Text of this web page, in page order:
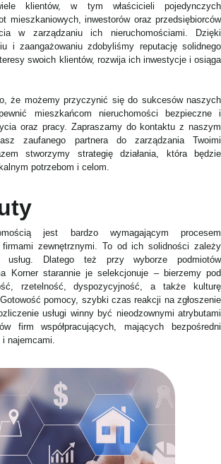
klientów, w tym właścicieli pojedynczych
mieszkaniowych, inwestorów oraz przedsiębiorców
w zarządzaniu ich nieruchomościami. Dzięki
i zaangażowaniu zdobyliśmy reputację solidnego
swoich klientów, rozwija ich inwestycje i osiąga
że możemy przyczynić się do sukcesów naszych
mieszkańcom nieruchomości bezpieczne i
oraz pracy. Zapraszamy do kontaktu z naszym
zaufanego partnera do zarządzania Twoimi
stworzymy strategię działania, która będzie
potrzebom i celom.
jest bardzo wymagającym procesem
firmami zewnętrznymi. To od ich solidności zależy
usług. Dlatego też przy wyborze podmiotów
Korner starannie je selekcjonuje – bierzemy pod
rzetelność, dyspozycyjność, a także kulturę
pomocy, szybki czas reakcji na zgłoszenie
usługi winny być nieodzownymi atrybutami
firm współpracujących, mających bezpośredni
i najemcami.